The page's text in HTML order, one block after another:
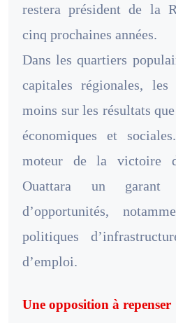
restera président de la
cinq prochaines années.
Dans les quartiers
capitales régionales, les
moins sur les résultats
économiques et
moteur de la victoire
Ouattara un
d’opportunités,
politiques
d’emploi.
Une opposition à repenser